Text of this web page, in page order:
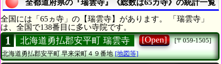
全都道府県の『瑞雲寺』《総数は65カ寺》の統計一覧
全国には「65ヵ寺」の【瑞雲寺】があります。 「瑞雲寺」
は、全国で138番目に多い寺院です。
1 北海道勇払郡安平町 瑞雲寺 [Open]
[〒059-1505]
北海道勇払郡安平町早来栄町４９番地 [地図等]